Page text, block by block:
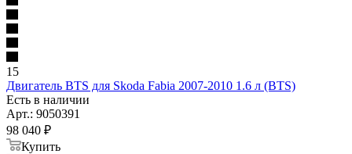
15
Двигатель BTS для Skoda Fabia 2007-2010 1.6 л (BTS)
Есть в наличии
Арт.: 9050391
98 040 ₽
Купить